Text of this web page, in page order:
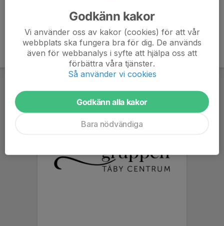
Godkänn kakor
Vi använder oss av kakor (cookies) för att vår
webbplats ska fungera bra för dig. De används
även för webbanalys i syfte att hjälpa oss att
förbättra våra tjänster.
Så använder vi cookies
Godkänn alla kakor
Bara nödvändiga